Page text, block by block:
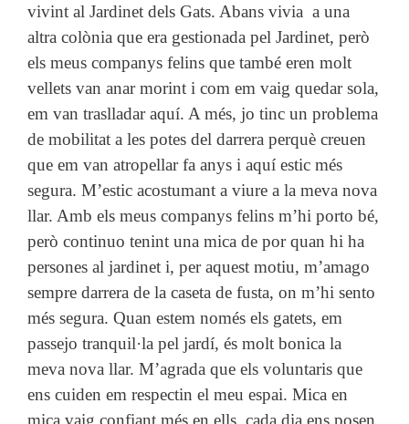
vivint al Jardinet dels Gats. Abans vivia a una
altra colònia que era gestionada pel Jardinet, però
els meus companys felins que també eren molt
vellets van anar morint i com em vaig quedar sola,
em van traslladar aquí. A més, jo tinc un problema
de mobilitat a les potes del darrera perquè creuen
que em van atropellar fa anys i aquí estic més
segura. M’estic acostumant a viure a la meva nova
llar. Amb els meus companys felins m’hi porto bé,
però continuo tenint una mica de por quan hi ha
persones al jardinet i, per aquest motiu, m’amago
sempre darrera de la caseta de fusta, on m’hi sento
més segura. Quan estem només els gatets, em
passejo tranquil·la pel jardí, és molt bonica la
meva nova llar. M’agrada que els voluntaris que
ens cuiden em respectin el meu espai. Mica en
mica vaig confiant més en ells, cada dia ens posen